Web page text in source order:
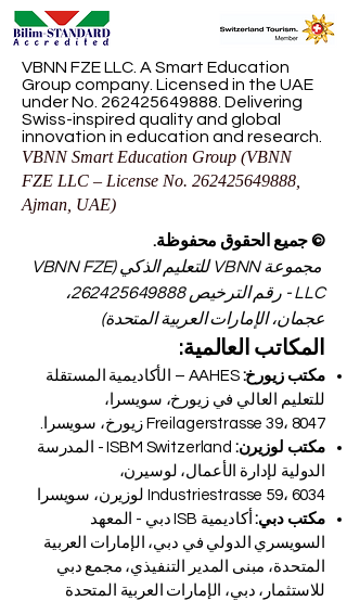
VBNN FZE LLC. A Smart Education
Group company. Licensed in the UAE
under No. 262425649888 . Delivering
Swiss-inspired quality and global
innovation in education and research.
VBNN Smart Education Group (VBNN
FZE LLC – License No. 262425649888
Ajman, UAE)
© جميع الحقوق محفوظة.
مجموعة VBNN للتعليم الذكي (VBNN FZE
LLC - رقم الترخيص
262425649888،
عجمان، الإمارات العربية المتحدة)
المكاتب العالمية:
مكتب زيورخ:
AAHES – الأكاديمية المستقلة
للتعليم العالي في زيورخ، سويسرا،
Freilagerstrasse 39، 8047 زيورخ، سويسرا.
مكتب لوزيرن:
ISBM Switzerland - المدرسة
الدولية لإدارة الأعمال، لوسيرن،
Industriestrasse 59، 6034 لوزيرن، سويسرا
مكتب دبي:
أكاديمية ISB دبي - المعهد
السويسري الدولي في دبي، الإمارات العربية
المتحدة، مبنى المدير التنفيذي، مجمع دبي
للاستثمار، دبي، الإمارات العربية المتحدة